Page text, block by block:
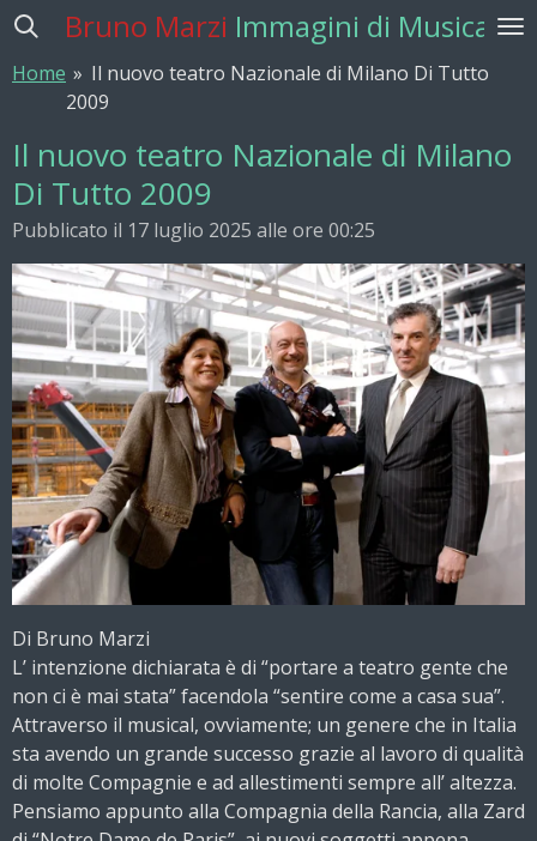
Vai
contenuto
principale
Bruno Marzi Immagini di Musica
Home » Il nuovo teatro Nazionale di Milano Di Tutto
2009
Il nuovo teatro Nazionale di Milano
Di Tutto 2009
Pubblicato il 17 luglio 2025 alle ore 00:25
Di Bruno Marzi
L’ intenzione dichiarata è di “portare a teatro gente che
non ci è mai stata” facendola “sentire come a casa sua”.
Attraverso il musical, ovviamente; un genere che in Italia
sta avendo un grande successo grazie al lavoro di qualità
di molte Compagnie e ad allestimenti sempre all’ altezza.
Pensiamo appunto alla Compagnia della Rancia, alla Zard